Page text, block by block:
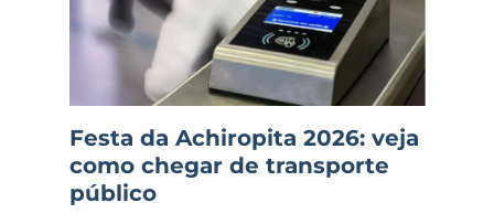
Festa da Achiropita 2026: veja
como chegar de transporte
público